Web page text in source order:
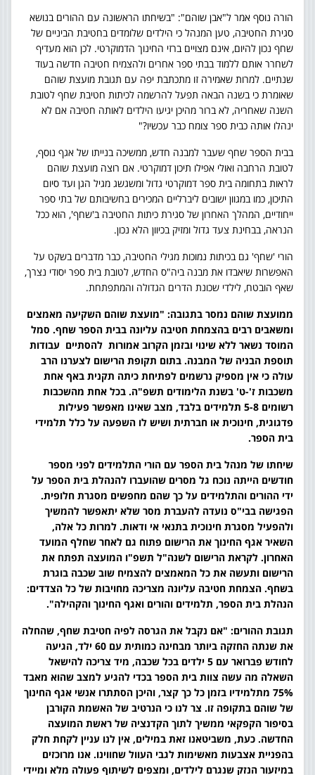
הורה נוסף אמר ל"אבן שוהם": "בשיחתו הראשונה עם ההורים בנושא
סגירת החטיבה, טען המנהל כי הילדים שלומדים בחטיבת הביניים של
שחף נכון להיום, אינם מצויים ברזי החינוך הדמוקרטי. לכן הוא מעדיף
לשחרר אותם ללמוד בבתי ספר אחרים ולהצמיח חטיבה חדשה בעוד
שנתיים. למרות שאמירה זו מתכתבת יפה עם תגובת מועצת שוהם
שאומרת כי בשנה הבאה תפעל להרשמה לכיתות חטיבת שחף לטובת
השנה שאחריה, לא ברור מהיכן יגיעו הילדים לאותה חטיבה אם לא
ינהלו אותה כבית ספר צומח כבר עכשיו?"
בבית הספר שחף שעבר למבנה חדש, ממשיכה בנייתו של אגף נוסף,
לטובת הרחבה ואולי אפילו תיכון דמוקרטי. אם רוצה מועצת שוהם
לראות בתחומה בית ספר דמוקרטי גדול ומשגשג מגיל הגן ועד סיום
התיכון, כמו במגוון ישובים ליברליים המכירים בחשיבותם של בתי ספר
ייחודיים, המהלך האחרון של סגירת כיתות החטיבה ב'שחף', הוא ככל
הנראה, בבחינת צעד גדול ומזיק בכיוון הלא נכון.
הורי 'שחף' גם בכיתות נמוכות מגילי החטיבה, כבר מדברים בשקט על
האפשרות שיאבדו את מבנה ביה"ס החדש, לטובת בית ספר יסודי נצרך,
שאף הובטח, לילדי שכונת הדרים הגדולה והמתפתחת.
ממועצת שוהם נמסר בתגובה: "מועצת שוהם השקיעה מאמצים
ומשאבים רבים בהצמחת חטיבה עליונה בבית הספר שחף. סמל
המוסד נשאר ללא שינוי ובזמן הקרוב אמורות להסתיים עבודות
תוספת הבניה של המבנה. בתום תקופת הרישום לצערנו הרב
עולה כי אין מספיק נרשמים לפתיחת כיתה תקנית באף אחת
משכבות ז'-ט' בשנת הלימודים תשפ"ה. בכל אחת מהשכבות
רשומים 5-8 תלמידים בלבד, מצב שאינו מאפשר פעילות
פדגוגית, חינוכית או חברתית ושיש לו השפעה על כלל תלמידי
בית הספר.
שיחתו של מנהל בית הספר עם הורי התלמידים לפני מספר
חודשים הייתה נוכח גל מסרים שהועברו להנהלת בית הספר על
ידי ההורים והתלמידים על כך שהם מחפשים מסגרת חלופית.
הפגישה בבי"ס נועדה להעברת מסר שלא יתאפשר להמשיך
ולהפעיל מסגרת חינוכית בתנאי אי ודאות. למרות כל אלה,
השאיר אגף החינוך את הרישום פתוח גם לאחר שחלף המועד
האחרון. לקראת הרישום לשנה"ל תשפ"ו המועצה תפתח את
הרישום ותעשה את כל המאמצים להצמיח שוב שכבה בוגרת
בשחף. הצמחת חטיבה עליונה מצריכה מחויבות של כל הצדדים:
הנהלת בית הספר, תלמידים והורים ואגף החינוך והקהילה."
תגובת ההורים: "אם נקבל את הגרסה לפיה חטיבת שחף, שהחלה
את שנתה החזקה ביותר מבחינה כמותית עם 60 ילד, הגיעה
לחודש פברואר עם 5 ילדים בכל שכבה, מיד צריכה להישאל
השאלה מה עשה צוות בית הספר בכדי להגיע למצב שהוא מאבד
75% מתלמידיו בזמן כל כך קצר, והיכן הסתתרו אנשי אגף החינוך
של שוהם בתקופה זו. צר לנו כי הנרטיב של האשמת הקורבן
בסיפור הקפקאי ממשיך לתוך הקדנציה של ראשת המועצה
החדשה. כעת, משביטאנו זאת במילים, אין לנו עניין לקחת חלק
בהפניית אצבעות מאשימות לגבי העוול שחווינו. אנו מרוכזים
במיזעור הנזק שנגרם לילדים, ומצפים לשיתוף פעולה מלא ומיידי